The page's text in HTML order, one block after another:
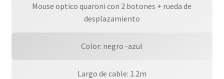
Mouse optico quaroni con 2 botones + rueda de
desplazamiento
Color: negro -azul
Largo de cable: 1.2m